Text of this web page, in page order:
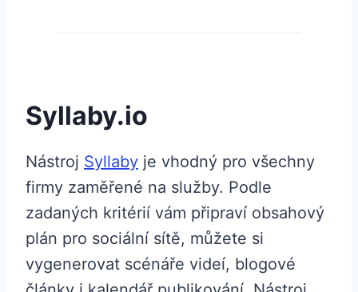
Syllaby.io
Nástroj Syllaby je vhodný pro všechny
firmy zaměřené na služby. Podle
zadaných kritérií vám připraví obsahový
plán pro sociální sítě, můžete si
vygenerovat scénáře videí, blogové